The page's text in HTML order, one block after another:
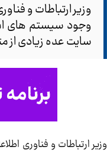
وزیر ارتباطات و
وجود سیستم های
سایت عده زیادی
وزیر ارتباطات و فناوری